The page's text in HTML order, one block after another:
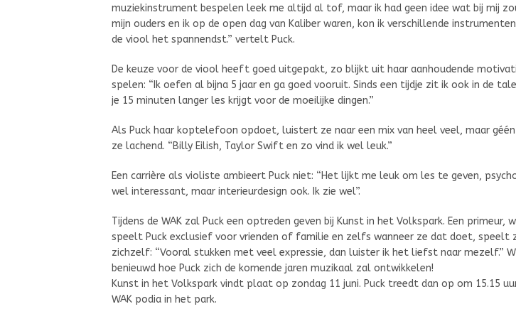
muziekinstrument bespelen leek me altijd al tof, maar ik had geen idee wat bij mij
mijn ouders en ik op de open dag van Kaliber waren, kon ik verschillende
de viool het spannendst.” vertelt Puck.
De keuze voor de viool heeft goed uitgepakt, zo blijkt uit haar aanhoudende
spelen: “Ik oefen al bijna 5 jaar en ga goed vooruit. Sinds een tijdje zit ik ook in de
je 15 minuten langer les krijgt voor de moeilijke dingen.”
Als Puck haar koptelefoon opdoet, luistert ze naar een mix van heel veel, maar
ze lachend. “Billy Eilish, Taylor Swift en zo vind ik wel leuk.”
Een carrière als violiste ambieert Puck niet: “Het lijkt me leuk om les te geven,
wel interessant, maar interieurdesign ook. Ik zie wel”.
Tijdens de WAK zal Puck een optreden geven bij Kunst in het Volkspark. Een primeur,
speelt Puck exclusief voor vrienden of familie en zelfs wanneer ze dat doet, speelt
zichzelf: “Vooral stukken met veel expressie, dan luister ik het liefst naar mezelf.”
benieuwd hoe Puck zich de komende jaren muzikaal zal ontwikkelen!
Kunst in het Volkspark vindt plaat op zondag 11 juni. Puck treedt dan op om 15.15
WAK podia in het park.